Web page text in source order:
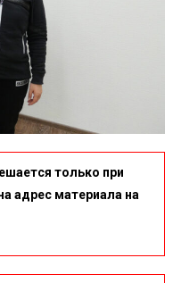
только при
адрес материала на